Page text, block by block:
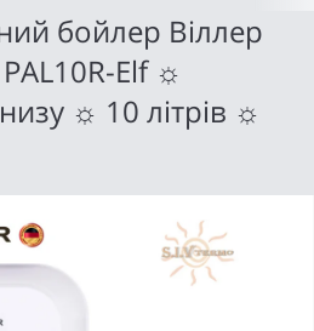
бойлер Віллер
Elf ☼
☼ 10 літрів ☼